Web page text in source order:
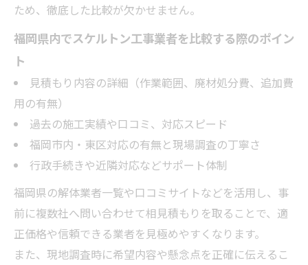
ため、徹底した比較が欠かせません。
福岡県内でスケルトン工事業者を比較する際のポイン
ト
見積もり内容の詳細（作業範囲、廃材処分費、追加費
用の有無）
過去の施工実績や口コミ、対応スピード
福岡市内・東区対応の有無と現場調査の丁寧さ
行政手続きや近隣対応などサポート体制
福岡県の解体業者一覧や口コミサイトなどを活用し、事
前に複数社へ問い合わせて相見積もりを取ることで、適
正価格や信頼できる業者を見極めやすくなります。
また、現地調査時に希望内容や懸念点を正確に伝えるこ